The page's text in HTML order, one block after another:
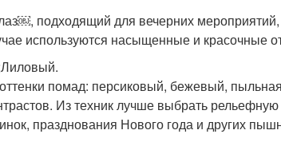
подходящий для вечерних
используются насыщенные и красочные
помад: персиковый, бежевый,
Из техник лучше выбрать
празднования Нового года и других